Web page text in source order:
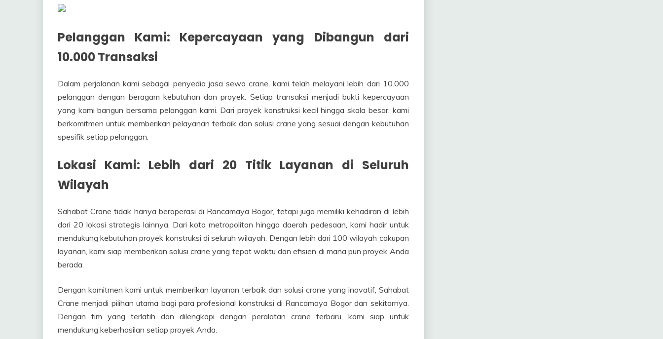
Pelanggan Kami: Kepercayaan yang Dibangun dari
10.000 Transaksi
Dalam perjalanan kami sebagai penyedia jasa sewa crane, kami telah melayani lebih dari 10.000
pelanggan dengan beragam kebutuhan dan proyek. Setiap transaksi menjadi bukti kepercayaan
yang kami bangun bersama pelanggan kami. Dari proyek konstruksi kecil hingga skala besar, kami
berkomitmen untuk memberikan pelayanan terbaik dan solusi crane yang sesuai dengan kebutuhan
spesifik setiap pelanggan.
Lokasi Kami: Lebih dari 20 Titik Layanan di Seluruh
Wilayah
Sahabat Crane tidak hanya beroperasi di Rancamaya Bogor, tetapi juga memiliki kehadiran di lebih
dari 20 lokasi strategis lainnya. Dari kota metropolitan hingga daerah pedesaan, kami hadir untuk
mendukung kebutuhan proyek konstruksi di seluruh wilayah. Dengan lebih dari 100 wilayah cakupan
layanan, kami siap memberikan solusi crane yang tepat waktu dan efisien di mana pun proyek Anda
berada.
Dengan komitmen kami untuk memberikan layanan terbaik dan solusi crane yang inovatif, Sahabat
Crane menjadi pilihan utama bagi para profesional konstruksi di Rancamaya Bogor dan sekitarnya.
Dengan tim yang terlatih dan dilengkapi dengan peralatan crane terbaru, kami siap untuk
mendukung keberhasilan setiap proyek Anda.